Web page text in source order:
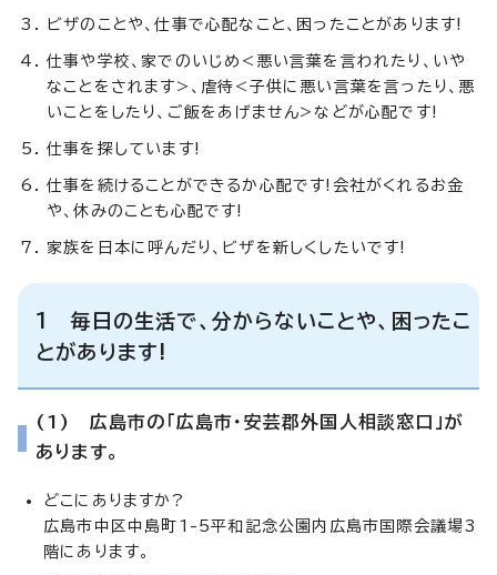
ビザのことや、仕事で心配なこと、困ったことがあります!
仕事や学校、家でのいじめ<悪い言葉を言われたり、いや
なことをされます>、虐待<子供に悪い言葉を言ったり、悪
いことをしたり、ご飯をあげません>などが心配です!
仕事を探しています!
仕事を続けることができるか心配です!会社がくれるお金
や、休みのことも心配です!
家族を日本に呼んだり、ビザを新しくしたいです!
1 毎日の生活で、分からないことや、困ったこ
とがあります!
(1) 広島市の「広島市・安芸郡外国人相談窓口」が
あります。
どこにありますか?
広島市中区中島町1-5平和記念公園内広島市国際会議場3
階にあります。